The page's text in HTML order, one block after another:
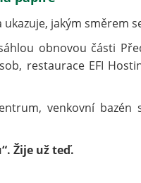
jakým směrem
obnovou části
restaurace EFI
venkovní
Žije už teď.